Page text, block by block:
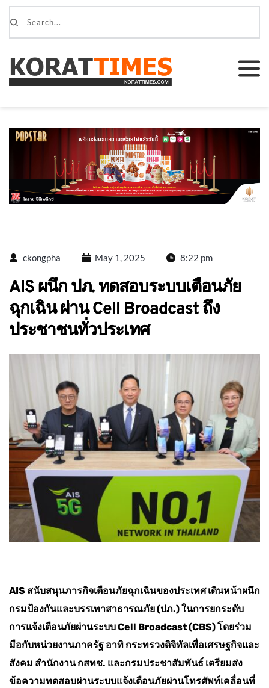
ckongpha May 1, 2025 8:22 pm
AIS ผนึก ปภ. ทดสอบระบบเตือนภัย
ฉุกเฉิน ผ่าน Cell Broadcast ถึง
ประชาชนทั่วประเทศ
AIS สนับสนุนภารกิจเตือนภัยฉุกเฉินของประเทศ เดินหน้าผนึก
กรมป้องกันและบรรเทาสาธารณภัย (ปภ.) ในการยกระดับ
การแจ้งเตือนภัยผ่านระบบ Cell Broadcast (CBS) โดยร่วม
มือกับหน่วยงานภาครัฐ อาทิ กระทรวงดิจิทัลเพื่อเศรษฐกิจและ
สังคม สำนักงาน กสทช. และกรมประชาสัมพันธ์ เตรียมส่ง
ข้อความทดสอบผ่านระบบแจ้งเตือนภัยผ่านโทรศัพท์เคลื่อนที่